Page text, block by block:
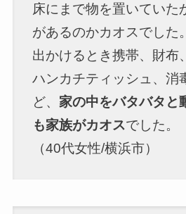
床にまで物を置いていた
があるのかカオスでした
出かけるとき携帯、財布
ハンカチティッシュ、消
ど、 家の中をバタバタと
も家族がカオスでした。
（40代女性/横浜市）